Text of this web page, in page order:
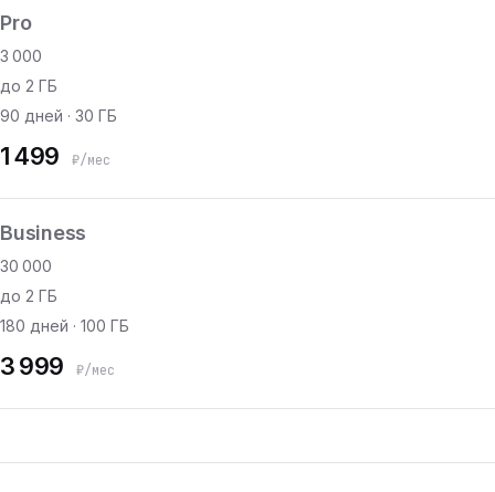
Pro
3 000
до 2 ГБ
90 дней · 30 ГБ
1 499 ₽/мес
Business
30 000
до 2 ГБ
180 дней · 100 ГБ
3 999 ₽/мес